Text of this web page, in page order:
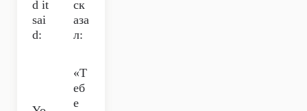
d it
sai
d:
ск
аза
л:
«Т
еб
е